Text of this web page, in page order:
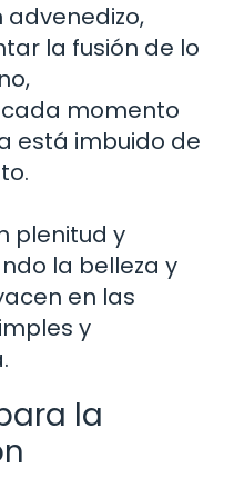
la fusión de lo
momento
está imbuido de
plenitud y
la belleza y
en las
y
la